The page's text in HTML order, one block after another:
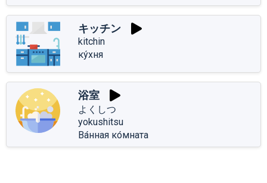
キッチン
kitchin
ку́хня
浴室
よくしつ
yokushitsu
Ва́нная ко́мната